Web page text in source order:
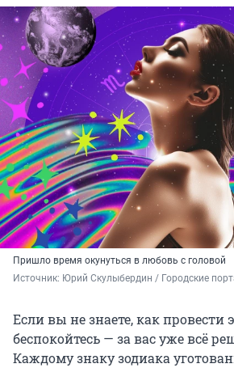
Пришло время окунуться в любовь с головой
Источник: Юрий Скулыбердин / Городские
Если вы не знаете, как провести
беспокойтесь — за вас уже всё
Каждому знаку зодиака